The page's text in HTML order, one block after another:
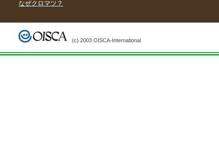
なぜクロマツ？
(c) 2003 OISCA-International